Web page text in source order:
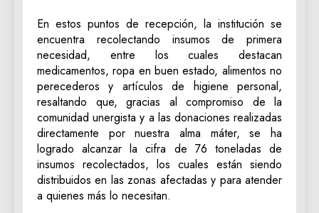
En estos puntos de recepción, la institución se
encuentra recolectando insumos de primera
necesidad, entre los cuales destacan
medicamentos, ropa en buen estado, alimentos no
perecederos y artículos de higiene personal,
resaltando que, gracias al compromiso de la
comunidad unergista y a las donaciones realizadas
directamente por nuestra alma máter, se ha
logrado alcanzar la cifra de 76 toneladas de
insumos recolectados, los cuales están siendo
distribuidos en las zonas afectadas y para atender
a quienes más lo necesitan.